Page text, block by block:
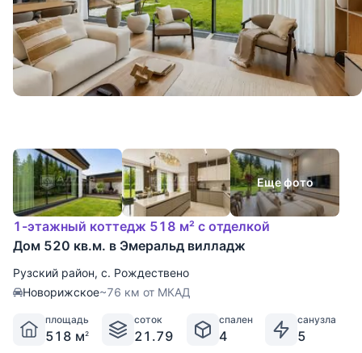
Еще фото
1-этажный коттедж 518 м² с отделкой
Дом 520 кв.м. в Эмеральд вилладж
Рузский район, с. Рождествено
Новорижское~76 км от МКАД
площадь
518 м2
соток
21.79
спален
4
санузла
5